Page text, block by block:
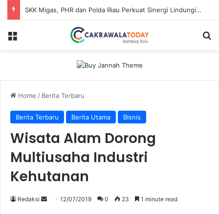
SKK Migas, PHR dan Polda Riau Perkuat Sinergi Lindungi Aset Negara demi Menjaga Ketahanan Energi Nasional
Menu
Home / Berita Terbaru
Berita Terbaru Berita Utama Bisnis
Wisata Alam Dorong
Multiusaha Industri
Kehutanan
Redaksi
Send12/07/2019 0 23 1 minute read